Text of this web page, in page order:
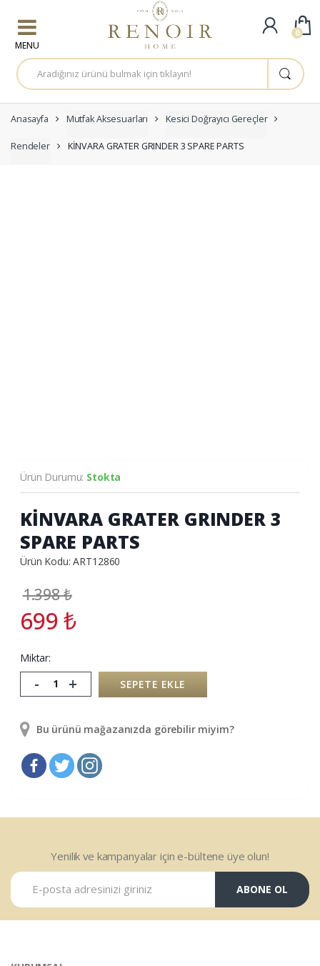
A
r
a
a
:
Anasayfa Mutfak Aksesuarları Kesici Doğrayıcı Gereçler
Rendeler KİNVARA GRATER GRINDER 3 SPARE PARTS
Ürün Durumu: Stokta
KİNVARA GRATER GRINDER 3
SPARE PARTS
Ürün Kodu: ART12860
1.398₺
699₺
Miktar:
- + SEPETE EKLE
Bu ürünü mağazanızda görebilir miyim?
Yenilik ve kampanyalar için e-bültene üye olun!
ABONE OL
0